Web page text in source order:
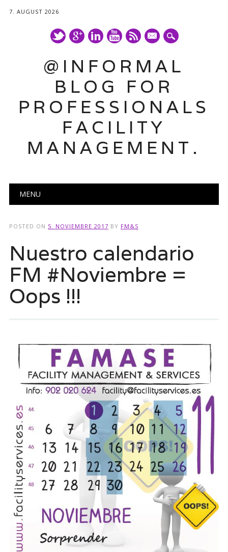
7. AUGUST 2026
mail
@INFORMAL
BLOG FOR
PROFESSIONALS
FACILITY
MANAGEMENT.
Main menu
MENU
POSTED ON 5. NOVIEMBRE 2017 BY FM&S
Nuestro calendario
FM #Noviembre =
Oops !!!